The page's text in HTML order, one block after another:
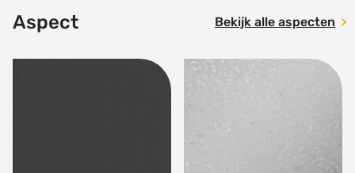
Aspect Bekijk alle aspecten